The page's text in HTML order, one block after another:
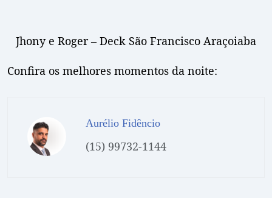
Jhony e Roger – Deck São Francisco Araçoiaba
Confira os melhores momentos da noite:
Aurélio Fidêncio
(15) 99732-1144